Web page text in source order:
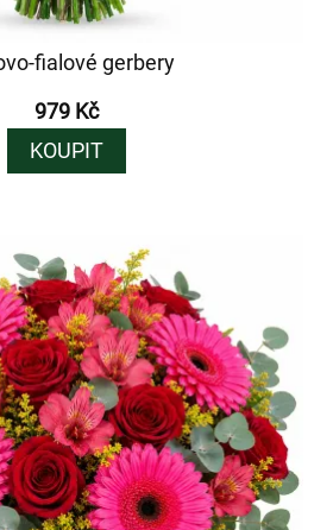
fialové gerbery
979 Kč
KOUPIT